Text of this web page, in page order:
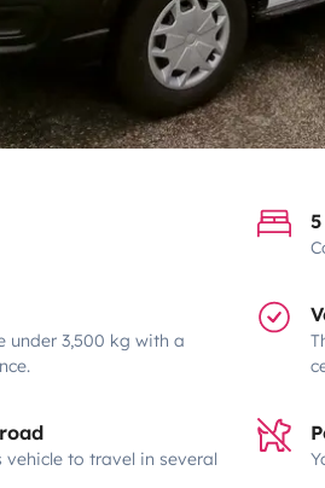
under 3,500 kg with a
vehicle to travel in several